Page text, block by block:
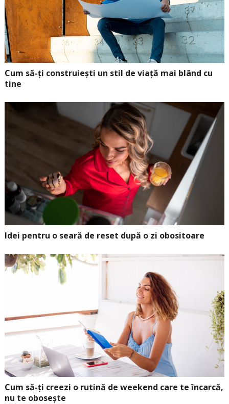
Cum să-ți construiești un stil de viață mai blând cu
tine
Idei pentru o seară de reset după o zi obositoare
Cum să-ți creezi o rutină de weekend care te încarcă,
nu te obosește